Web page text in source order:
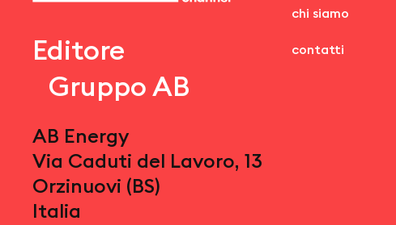
Editore
Gruppo AB
AB Energy
Via Caduti del Lavoro, 13
Orzinuovi (BS)
Italia
chi siamo
contatti